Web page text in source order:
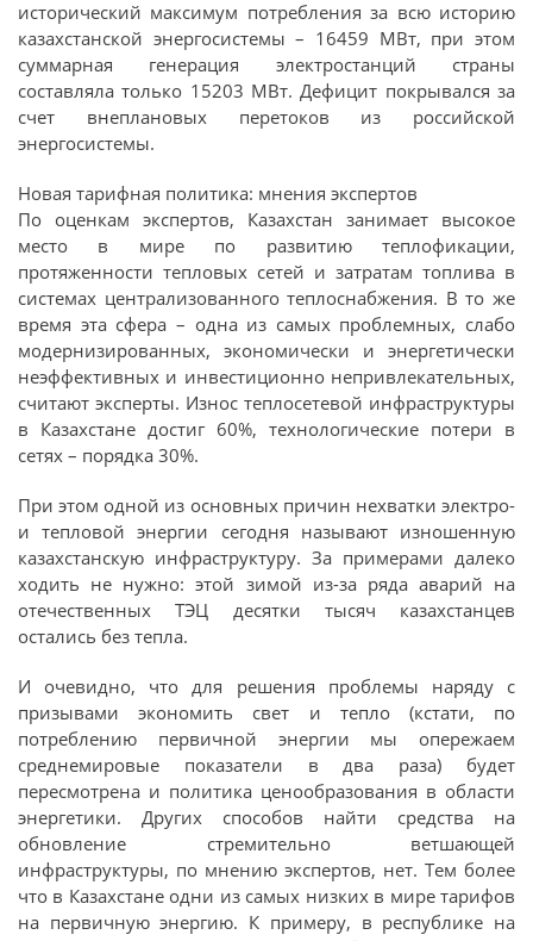
исторический максимум потребления за всю историю
казахстанской энергосистемы – 16459 МВт, при этом
суммарная генерация электростанций страны
составляла только 15203 МВт. Дефицит покрывался за
счет внеплановых перетоков из российской
энергосистемы.
Новая тарифная политика: мнения экспертов
По оценкам экспертов, Казахстан занимает высокое
место в мире по развитию теплофикации,
протяженности тепловых сетей и затратам топлива в
системах централизованного теплоснабжения. В то же
время эта сфера – одна из самых проблемных, слабо
модернизированных, экономически и энергетически
неэффективных и инвестиционно непривлекательных,
считают эксперты. Износ теплосетевой инфраструктуры
в Казахстане достиг 60%, технологические потери в
сетях – порядка 30%.
При этом одной из основных причин нехватки электро-
и тепловой энергии сегодня называют изношенную
казахстанскую инфраструктуру. За примерами далеко
ходить не нужно: этой зимой из-за ряда аварий на
отечественных ТЭЦ десятки тысяч казахстанцев
остались без тепла.
И очевидно, что для решения проблемы наряду с
призывами экономить свет и тепло (кстати, по
потреблению первичной энергии мы опережаем
среднемировые показатели в два раза) будет
пересмотрена и политика ценообразования в области
энергетики. Других способов найти средства на
обновление стремительно ветшающей
инфраструктуры, по мнению экспертов, нет. Тем более
что в Казахстане одни из самых низких в мире тарифов
на первичную энергию. К примеру, в республике на